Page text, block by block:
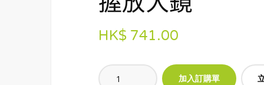
HK$ 741.00